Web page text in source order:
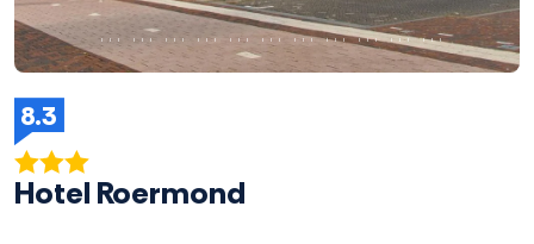
8.3
Hotel Roermond